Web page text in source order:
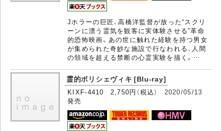
Jホラーの巨匠、高橋洋監督が放った“スクリ
ーンに漂う霊気を観客に実体験させる”革命
的恐怖映画。あの世に触れた経験を持つ男女
が集められた奇妙な施設で行なわれる、人間
の領域を超える禁断の心霊実験を描く。…
霊的ボリシェヴィキ [Blu-ray]
KIXF-4410 2,750円（税込） 2020/05/13
発売